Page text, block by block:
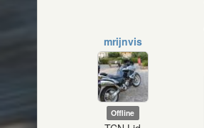
mrijnvis
Offline